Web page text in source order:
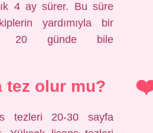
4 ay sürer. Bu süre
yardımıyla bir
20 günde bile
tez olur mu?
tezleri 20-30 sayfa